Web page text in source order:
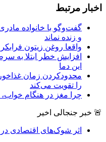
اخبار مرتبط
گفت‌وگو با خانواده
و زنده نماند
واقعا روغن زیتون
افزایش خطر ابتلا به
این دما
را تقویت می‌کند
چرا مغز در هنگام
🚨 خبر جنجالی اخیر
اثر شوک‌های اقتصادی در زنجیره مرغ